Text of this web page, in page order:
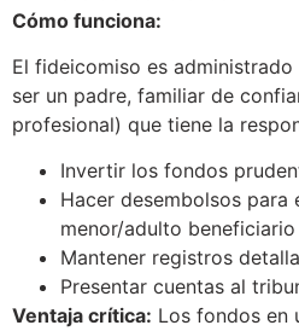
Cómo funciona:
El fideicomiso es
ser un padre, familiar de
profesional) que tiene la
Invertir los fondos
Hacer desembolsos para
menor/adulto beneficiario
Mantener registros
Presentar cuentas al
Ventaja crítica: Los fondos en